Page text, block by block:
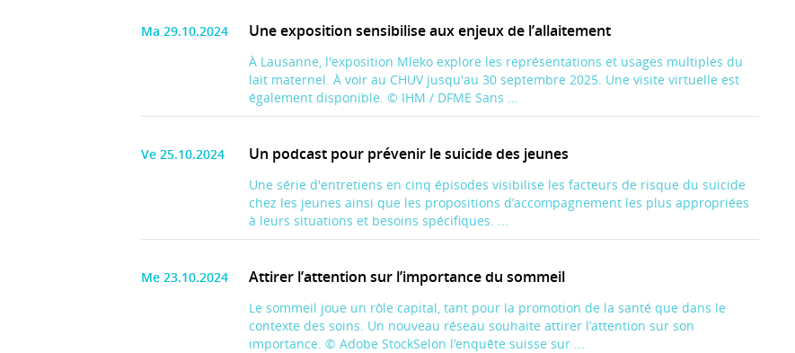
Ma 29.10.2024 Une exposition sensibilise aux enjeux de l’allaitement
À Lausanne, l'exposition Mleko explore les représentations et usages multiples du
lait maternel. À voir au CHUV jusqu'au 30 septembre 2025. Une visite virtuelle est
également disponible. © IHM / DFME Sans ...
Ve 25.10.2024 Un podcast pour prévenir le suicide des jeunes
Une série d'entretiens en cinq épisodes visibilise les facteurs de risque du suicide
chez les jeunes ainsi que les propositions d’accompagnement les plus appropriées
à leurs situations et besoins spécifiques. ...
Me 23.10.2024 Attirer l’attention sur l’importance du sommeil
Le sommeil joue un rôle capital, tant pour la promotion de la santé que dans le
contexte des soins. Un nouveau réseau souhaite attirer l’attention sur son
importance. © Adobe StockSelon l’enquête suisse sur ...